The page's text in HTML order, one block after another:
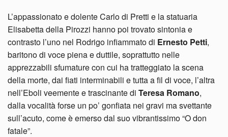
L’appassionato e dolente Carlo di Pretti e la statuaria
Elisabetta della Pirozzi hanno poi trovato sintonia e
contrasto l’uno nel Rodrigo infiammato di Ernesto Petti,
baritono di voce piena e duttile, soprattutto nelle
apprezzabili sfumature con cui ha tratteggiato la scena
della morte, dai fiati interminabili e tutta a fil di voce, l’altra
nell’Eboli veemente e trascinante di Teresa Romano,
dalla vocalità forse un po’ gonfiata nei gravi ma svettante
sull’acuto, come è emerso dal suo vibrantissimo “O don
fatale”.